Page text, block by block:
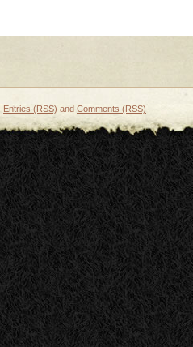
Entries (RSS) and Comments (RSS)